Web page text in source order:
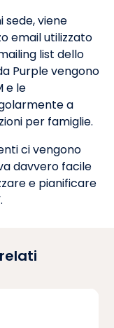
sede, viene
email utilizzato
list dello
Purple vengono
e le
a
per famiglie.
ci vengono
davvero facile
e pianificare